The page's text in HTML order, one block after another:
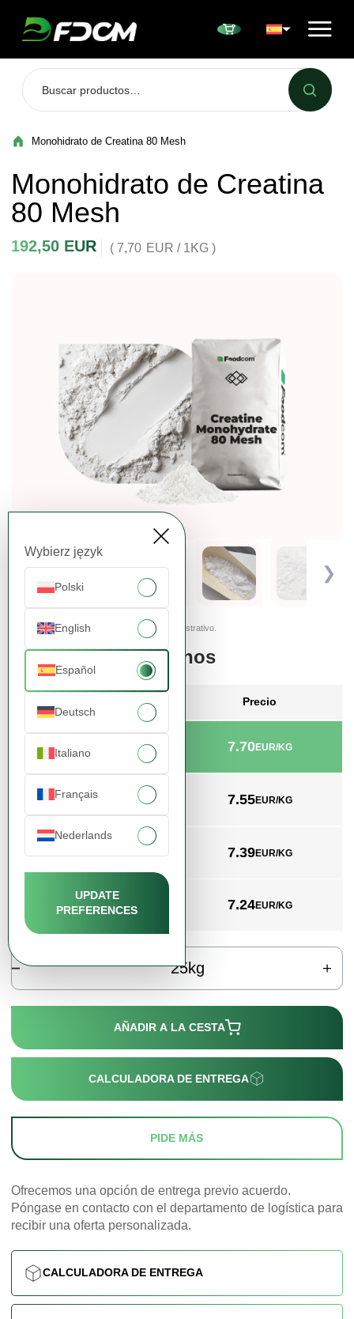
Wybierz język
Polski
English
Español
Deutsch
Italiano
Français
Nederlands
UPDATE
PREFERENCES
Monohidrato de Creatina 80 Mesh
Monohidrato de Creatina
80 Mesh
192,50 EUR ( 7,70 EUR / 1KG )
❮ ❯
Las imágenes presentadas tienen carácter ilustrativo.
Pide más, paga menos
Precio
min. 25kg 7.70EUR/KG
min. 1000kg 7.55EUR/KG
7.39EUR/KG
min. 4000kg 7.24EUR/KG
kg
AÑADIR A LA CESTA
CALCULADORA DE ENTREGA
PIDE MÁS
Ofrecemos una opción de entrega previo acuerdo.
Póngase en contacto con el departamento de logística para
recibir una oferta personalizada.
CALCULADORA DE ENTREGA